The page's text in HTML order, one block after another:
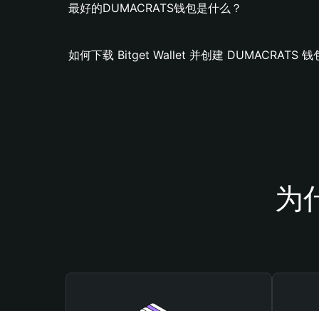
最好的DUMACRATS钱包是什么？
如何下载 Bitget Wallet 并创建 DUMACRATS 钱
为